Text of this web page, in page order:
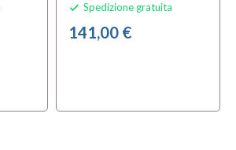
 Spedizione gratuita
141,00 €